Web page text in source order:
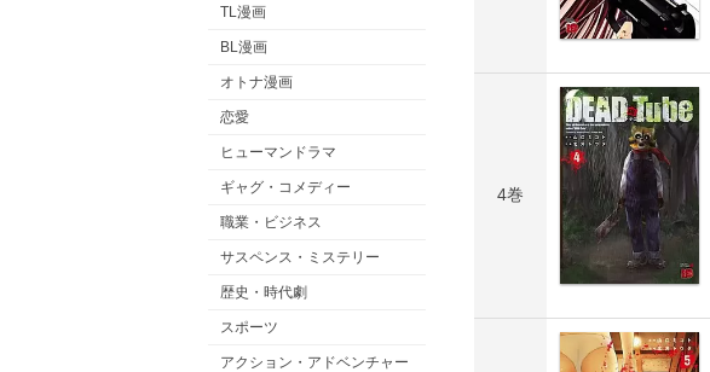
TL漫画
BL漫画
オトナ漫画
恋愛
ヒューマンドラマ
ギャグ・コメディー
職業・ビジネス
サスペンス・ミステリー
歴史・時代劇
スポーツ
アクション・アドベンチャー
4巻